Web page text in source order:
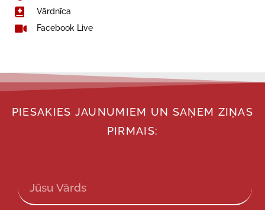
Vārdnīca
Facebook Live
PIESAKIES JAUNUMIEM UN SAŅEM ZIŅAS
PIRMAIS: